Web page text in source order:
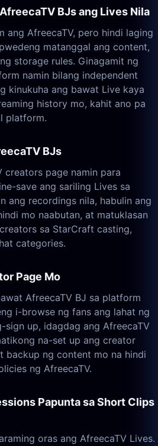
BJs ang Lives Nila
ang AfreecaTV, pero hindi laging
matanggal ang content,
storage rules. Ginagamit ng
namin bilang independent
kinukuha ang bawat Live kaya
history mo, kahit ano pa
platform.
BJs
creators page namin para
save ang sariling Lives sa
ang recordings nila, habulin ang
mo naabutan, at matuklasan
sa StarCraft casting,
categories.
Page Mo
AfreecaTV BJ sa platform
i-browse ng fans ang lahat ng
sign up, idagdag ang AfreecaTV
na-set up ang creator
backup ng content mo na hindi
ng AfreecaTV.
Papunta sa Short Clips
oras ang AfreecaTV Lives.